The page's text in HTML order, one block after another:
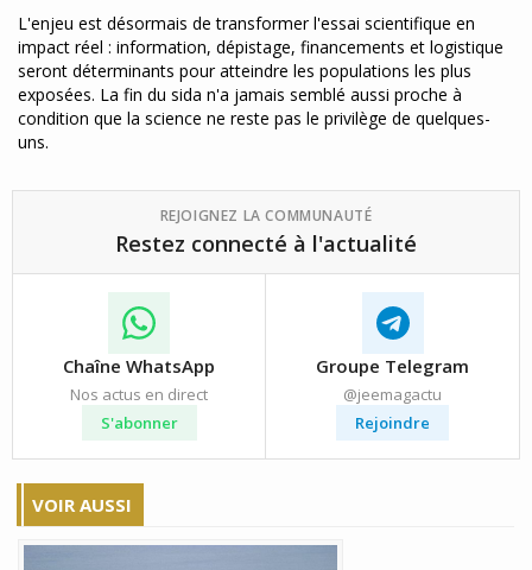
L'enjeu est désormais de transformer l'essai scientifique en
impact réel : information, dépistage, financements et logistique
seront déterminants pour atteindre les populations les plus
exposées. La fin du sida n'a jamais semblé aussi proche à
condition que la science ne reste pas le privilège de quelques-
uns.
REJOIGNEZ LA COMMUNAUTÉ
Restez connecté à l'actualité
Chaîne WhatsApp
Nos actus en direct
S'abonner
Groupe Telegram
@jeemagactu
Rejoindre
VOIR AUSSI